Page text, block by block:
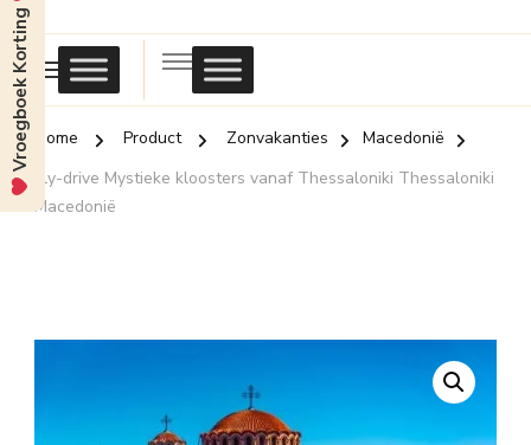
Griekse
Eilanden
Home Product Zonvakanties
Macedonië
Fly-drive Mystieke kloosters vanaf Thessaloniki Thessaloniki
Macedonië
Vroegboek Korting